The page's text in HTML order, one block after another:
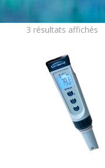
3 résultats affichés